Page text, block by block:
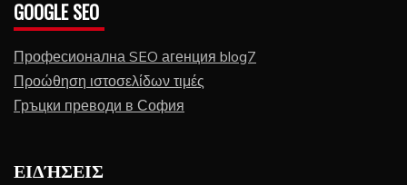
GOOGLE SEO
Професионална SEO агенция blog7
Προώθηση ιστοσελίδων τιμές
Гръцки преводи в София
ΕΙΔΉΣΕΙΣ